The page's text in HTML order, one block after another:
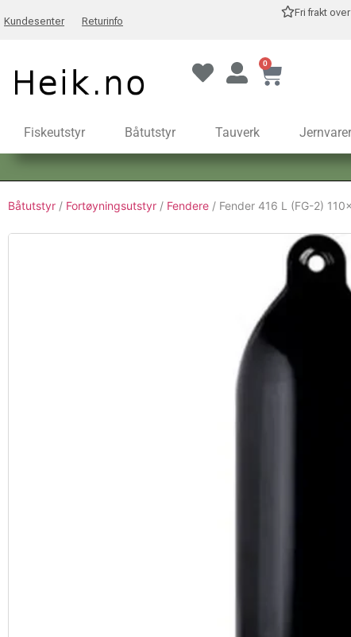
Kundesenter Returinfo
Fri frakt
0
Fiskeutstyr Båtutstyr Tauverk Jernvarer
Båtutstyr / Fortøyningsutstyr / Fendere / Fender 416 L (FG-2)